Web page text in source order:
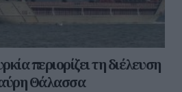
περιορίζει τη διέλευση
Θάλασσα